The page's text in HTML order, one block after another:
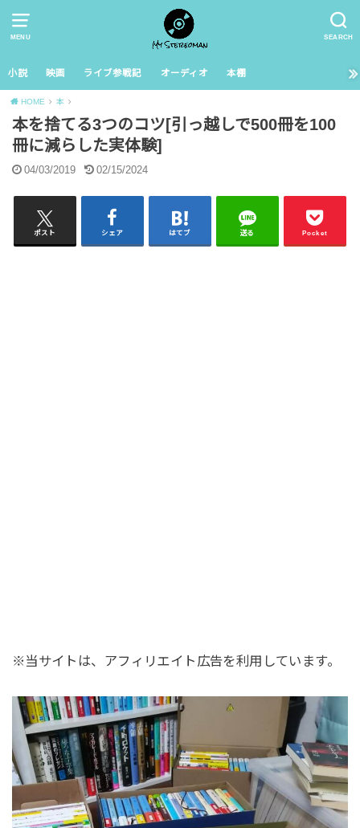
MENU SEARCH
小説 映画 ライブ参戦記 オーディオ 本棚
HOME 本
本を捨てる3つのコツ[引っ越しで500冊を100
冊に減らした実体験]
04/03/2019 02/15/2024
ポスト シェア はてブ 送る Pocket
※当サイトは、アフィリエイト広告を利用しています。